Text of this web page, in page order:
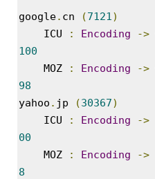
google. cn (7121)
ICU
: Encoding ->
100
MOZ
: Encoding ->
98
yahoo . jp (30367)
ICU
: Encoding ->
00
MOZ
: Encoding ->
8
3
Scuba
품
뷰
Posts